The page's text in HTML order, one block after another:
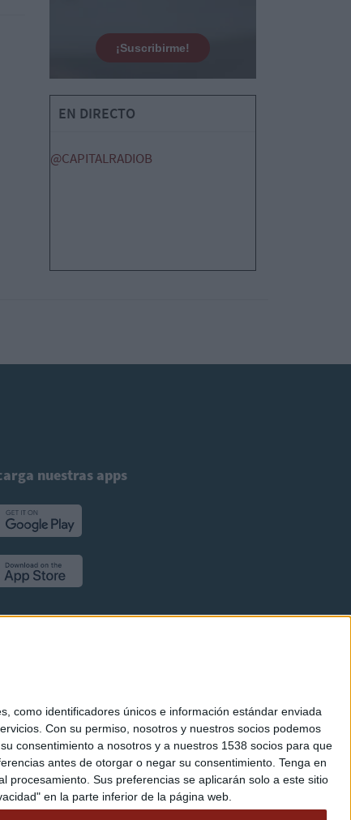
como identificadores únicos e información estándar enviada
Con su permiso, nosotros y nuestros socios podemos
consentimiento a nosotros y a nuestros 1538 socios para que
antes de otorgar o negar su consentimiento. Tenga en
Sus preferencias se aplicarán solo a este sitio
en la parte inferior de la página web.
¡Suscribirme!
EN DIRECTO
@CAPITALRADIOB
nuestras apps